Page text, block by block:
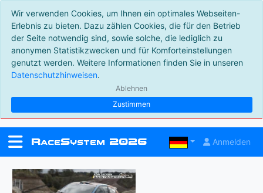
Wir verwenden Cookies, um Ihnen ein optimales Webseiten-
Erlebnis zu bieten. Dazu zählen Cookies, die für den Betrieb
der Seite notwendig sind, sowie solche, die lediglich zu
anonymen Statistikzwecken und für Komforteinstellungen
genutzt werden. Weitere Informationen finden Sie in unseren
Datenschutzhinweisen.
Ablehnen
Zustimmen
RaceSystem 2026 Anmelden